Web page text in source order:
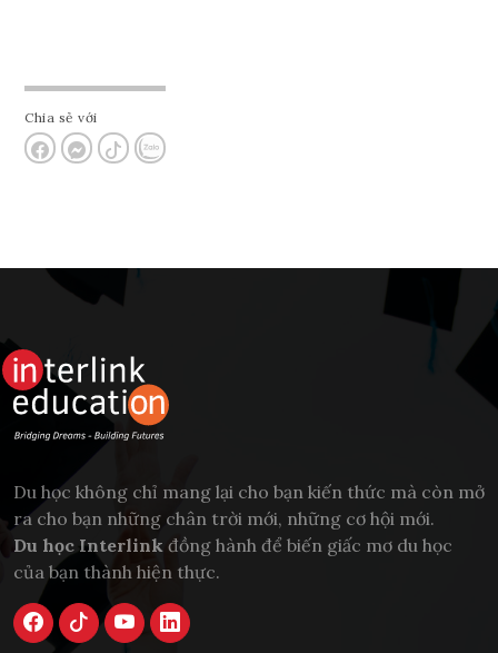
Chia sẻ với
Du học không chỉ mang lại cho bạn kiến thức mà còn mở
ra cho bạn những chân trời mới, những cơ hội mới.
Du học Interlink đồng hành để biến giấc mơ du học
của bạn thành hiện thực.